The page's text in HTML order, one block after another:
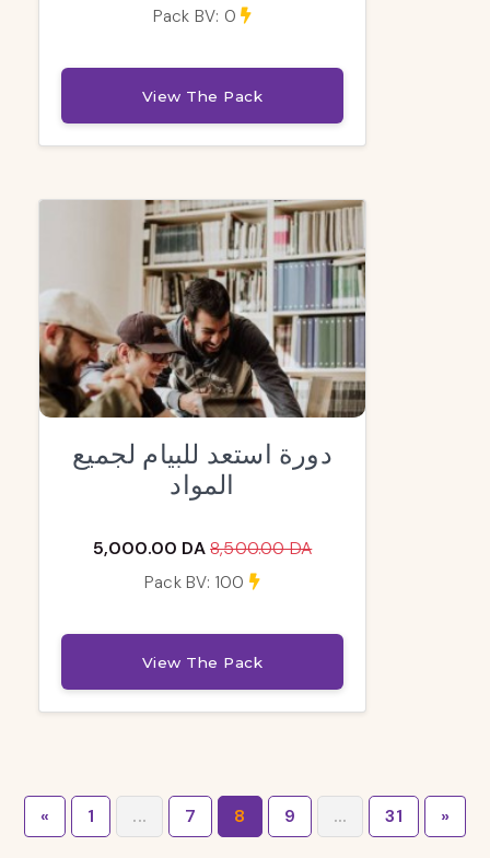
Pack BV: 0
View The Pack
دورة استعد للبيام لجميع
المواد
5,000.00 DA 8,500.00 DA
Pack BV: 100
View The Pack
« 1 ... 7 8 9 ... 31 »